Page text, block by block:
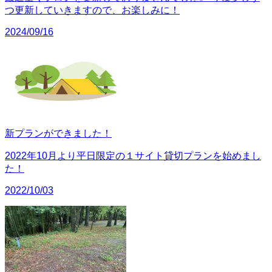
つ更新していきますので、お楽しみに！
2024/09/16
新プランができました！
2022年10月より平日限定の１サイト貸切プランを始めまし
た！
2022/10/03